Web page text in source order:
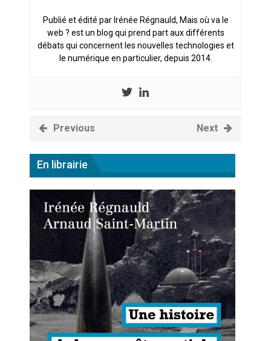
Publié et édité par Irénée Régnauld, Mais où va le
web ? est un blog qui prend part aux différents
débats qui concernent les nouvelles technologies et
le numérique en particulier, depuis 2014.
Previous Next
En librairie